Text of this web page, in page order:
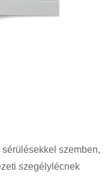
szemben,
szegélylécnek